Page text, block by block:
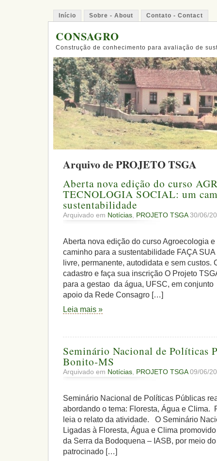
Início Sobre - About Contato - Contact
CONSAGRO
Construção de conhecimento para avaliação de
Arquivo de PROJETO TSGA
Aberta nova edição do curso
TECNOLOGIA SOCIAL: um
sustentabilidade
Arquivado em Notícias PROJETO TSGA30/06/
Aberta nova edição do curso Agroecologia
caminho para a sustentabilidade FAÇA
livre, permanente, autodidata e sem custos.
cadastro e faça sua inscrição O Projeto
para a gestao da água, UFSC, em
apoio da Rede Consagro […]
Leia mais »
Seminário Nacional de Políticas
Bonito-MS
Arquivado em Notícias PROJETO TSGA09/06/
Seminário Nacional de Políticas Públicas
abordando o tema: Floresta, Água e Clima.
leia o relato da atividade. O Seminário
Ligadas à Floresta, Água e Clima
da Serra da Bodoquena – IASB, por meio
patrocinado […]